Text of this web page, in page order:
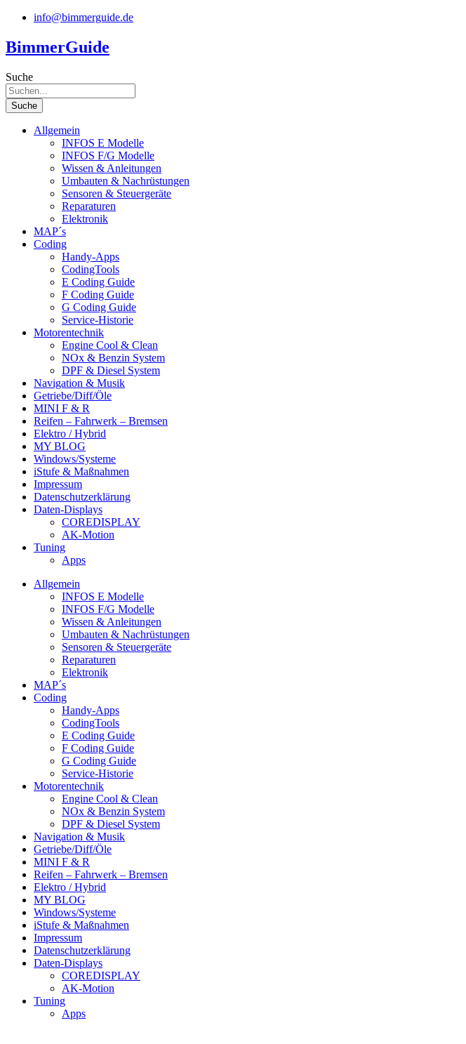
Zum
springen
info@bimmerguide.de
BimmerGuide
Suche
Suche
Allgemein
INFOS E Modelle
INFOS F/G Modelle
Wissen & Anleitungen
Umbauten & Nachrüstungen
Sensoren & Steuergeräte
Reparaturen
Elektronik
MAP´s
Coding
Handy-Apps
CodingTools
E Coding Guide
F Coding Guide
G Coding Guide
Service-Historie
Motorentechnik
Engine Cool & Clean
NOx & Benzin System
DPF & Diesel System
Navigation & Musik
Getriebe/Diff/Öle
MINI F & R
Reifen – Fahrwerk – Bremsen
Elektro / Hybrid
MY BLOG
Windows/Systeme
iStufe & Maßnahmen
Impressum
Datenschutzerklärung
Daten-Displays
COREDISPLAY
AK-Motion
Tuning
Apps
Allgemein
INFOS E Modelle
INFOS F/G Modelle
Wissen & Anleitungen
Umbauten & Nachrüstungen
Sensoren & Steuergeräte
Reparaturen
Elektronik
MAP´s
Coding
Handy-Apps
CodingTools
E Coding Guide
F Coding Guide
G Coding Guide
Service-Historie
Motorentechnik
Engine Cool & Clean
NOx & Benzin System
DPF & Diesel System
Navigation & Musik
Getriebe/Diff/Öle
MINI F & R
Reifen – Fahrwerk – Bremsen
Elektro / Hybrid
MY BLOG
Windows/Systeme
iStufe & Maßnahmen
Impressum
Datenschutzerklärung
Daten-Displays
COREDISPLAY
AK-Motion
Tuning
Apps